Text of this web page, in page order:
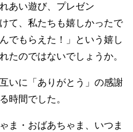
あい遊び、プレゼン
て、私たちも嬉しかったで
でもらえた！」という嬉し
たのではないでしょうか。
いに「ありがとう」の感謝
時間でした。
ま・おばあちゃま、いつま